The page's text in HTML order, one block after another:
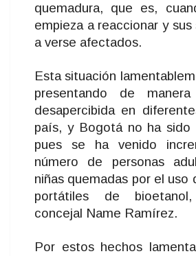
quemadura, que es,
empieza a reaccionar y
a verse afectados.
Esta situación
presentando de
desapercibida en
país, y Bogotá no ha sido
pues se ha venido
número de personas
niñas quemadas por el uso
portátiles de
concejal Name Ramírez.
Por estos hechos